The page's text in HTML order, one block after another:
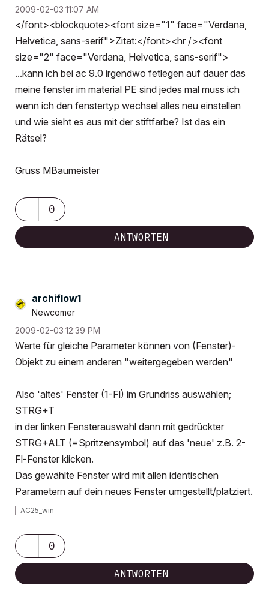
‎2009-02-03 11:07 AM
</font><blockquote><font size="1" face="Verdana,
Helvetica, sans-serif">Zitat:</font><hr /><font
size="2" face="Verdana, Helvetica, sans-serif">
...kann ich bei ac 9.0 irgendwo fetlegen auf dauer das
meine fenster im material PE sind jedes mal muss ich
wenn ich den fenstertyp wechsel alles neu einstellen
und wie sieht es aus mit der stiftfarbe? Ist das ein
Rätsel?
Gruss MBaumeister
0
ANTWORTEN
archiflow1
Newcomer
‎2009-02-03 12:39 PM
Werte für gleiche Parameter können von (Fenster)-
Objekt zu einem anderen "weitergegeben werden"
Also 'altes' Fenster (1-Fl) im Grundriss auswählen;
STRG+T
in der linken Fensterauswahl dann mit gedrückter
STRG+ALT (=Spritzensymbol) auf das 'neue' z.B. 2-
Fl-Fenster klicken.
Das gewählte Fenster wird mit allen identischen
Parametern auf dein neues Fenster umgestellt/platziert.
AC25_win
0
ANTWORTEN